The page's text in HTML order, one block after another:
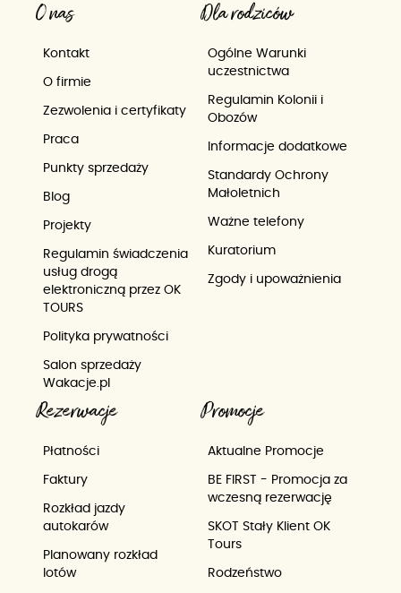
O nas
Kontakt
O firmie
Zezwolenia i certyfikaty
Praca
Punkty sprzedaży
Blog
Projekty
Regulamin świadczenia
usług drogą
elektroniczną przez OK
TOURS
Polityka prywatności
Salon sprzedaży
Wakacje.pl
Dla rodziców
Ogólne Warunki
uczestnictwa
Regulamin Kolonii i
Obozów
Informacje dodatkowe
Standardy Ochrony
Małoletnich
Ważne telefony
Kuratorium
Zgody i upoważnienia
Rezerwacje
Płatności
Faktury
Rozkład jazdy
autokarów
Planowany rozkład
lotów
Promocje
Aktualne Promocje
BE FIRST - Promocja za
wczesną rezerwację
SKOT Stały Klient OK
Tours
Rodzeństwo